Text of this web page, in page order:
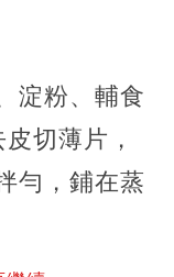
淀粉、輔食
切薄片，
勻，鋪在蒸